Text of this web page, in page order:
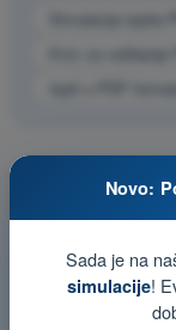
Simulacija ispita
Kviz za
Ispit u PDF
Novo:
Sada je na
simulacije!